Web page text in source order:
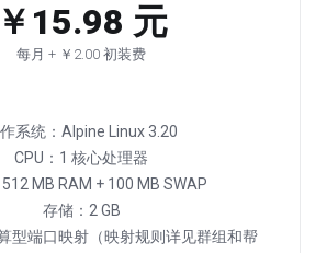
￥15.98 元
每月 + ￥2.00 初装费
系统：Alpine Linux 3.20
CPU：1 核心处理器
MB RAM + 100 MB SWAP
存储：2 GB
型端口映射（映射规则详见群组和帮